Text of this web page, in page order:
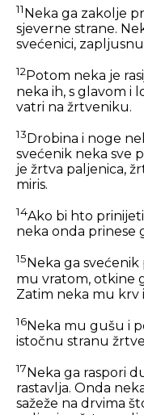
11 Neka ga zakolje
sjeverne strane.
svećenici,
12Potom neka je
neka ih, s glavom i
vatri na žrtveniku.
13Drobina i noge
svećenik neka sve
je žrtva paljenica,
miris.
14Ako bi hto
neka onda prinese
15 Neka ga
mu vratom, otkine
Zatim neka mu krv
16Neka mu gušu i
istočnu stranu
17 Neka ga raspori
rastavlja. Onda
sažeže na drvima